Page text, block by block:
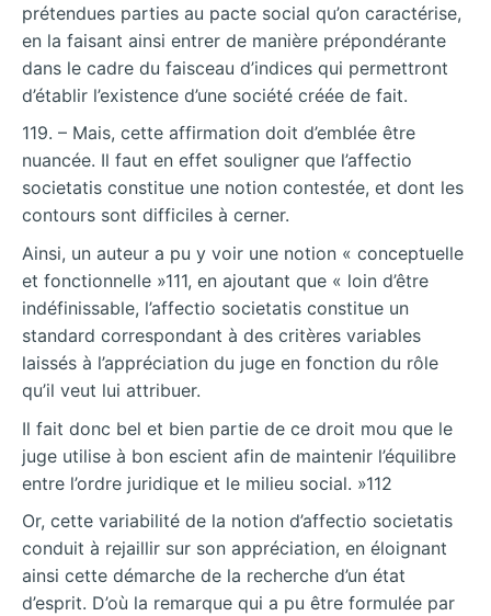
prétendues parties au pacte social qu’on caractérise,
en la faisant ainsi entrer de manière prépondérante
dans le cadre du faisceau d’indices qui permettront
d’établir l’existence d’une société créée de fait.
119. – Mais, cette affirmation doit d’emblée être
nuancée. Il faut en effet souligner que l’affectio
societatis constitue une notion contestée, et dont les
contours sont difficiles à cerner.
Ainsi, un auteur a pu y voir une notion « conceptuelle
et fonctionnelle »111, en ajoutant que « loin d’être
indéfinissable, l’affectio societatis constitue un
standard correspondant à des critères variables
laissés à l’appréciation du juge en fonction du rôle
qu’il veut lui attribuer.
Il fait donc bel et bien partie de ce droit mou que le
juge utilise à bon escient afin de maintenir l’équilibre
entre l’ordre juridique et le milieu social. »112
Or, cette variabilité de la notion d’affectio societatis
conduit à rejaillir sur son appréciation, en éloignant
ainsi cette démarche de la recherche d’un état
d’esprit. D’où la remarque qui a pu être formulée par